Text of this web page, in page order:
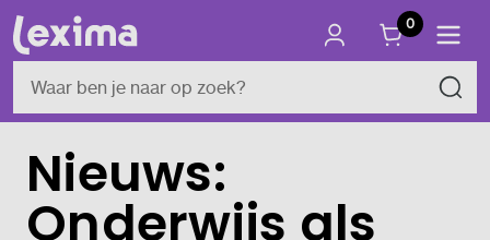
0
Nieuws:
Onderwijs als